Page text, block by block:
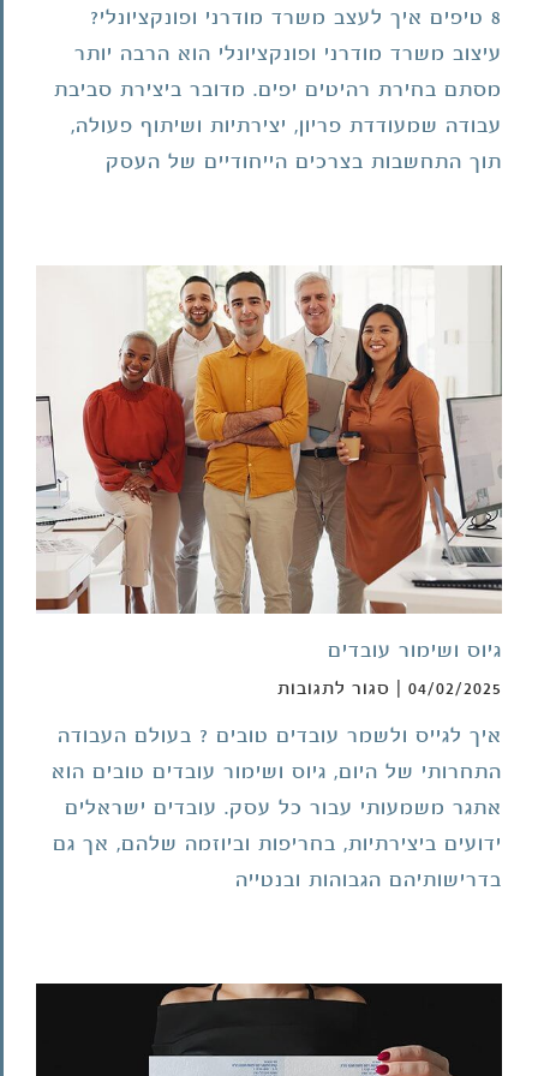
מודרני
ופונקציונלי
8 טיפים איך לעצב משרד מודרני ופונקציונלי?
עיצוב משרד מודרני ופונקציונלי הוא הרבה יותר
מסתם בחירת רהיטים יפים. מדובר ביצירת סביבת
עבודה שמעודדת פריון, יצירתיות ושיתוף פעולה,
תוך התחשבות בצרכים הייחודיים של העסק
גיוס ושימור עובדים
04/02/2025 סגור לתגובותעל
ושימור
עובדים
איך לגייס ולשמר עובדים טובים ? בעולם העבודה
התחרותי של היום, גיוס ושימור עובדים טובים הוא
אתגר משמעותי עבור כל עסק. עובדים ישראלים
ידועים ביצירתיות, בחריפות וביוזמה שלהם, אך גם
בדרישותיהם הגבוהות ובנטייה